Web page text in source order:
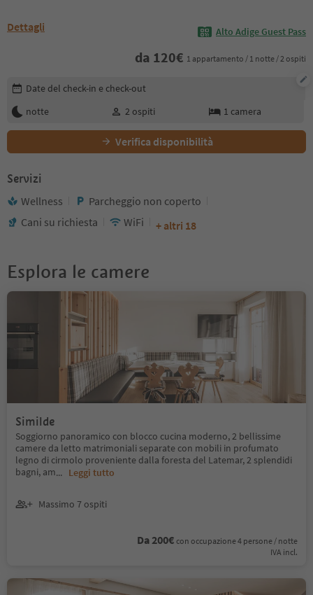
Dettagli Alto Adige Guest Pass
da 120€ 1 appartamento / 1 notte / 2 ospiti
Modifica i dettagli della prenotazione
Date del check-in e check-out
notte
2 ospiti 1 camera
Verifica disponibilità
Servizi
Wellness
Parcheggio non coperto
Cani su richiesta
WiFi + altri 18
Esplora le camere
Similde
Soggiorno panoramico con blocco cucina moderno, 2 bellissime
camere da letto matrimoniali separate con mobili in profumato
legno di cirmolo proveniente dalla foresta del Latemar, 2 splendidi
bagni, am... Leggi tutto
Massimo 7 ospiti
Da 200€ con occupazione 4 persone / notte
IVA incl.